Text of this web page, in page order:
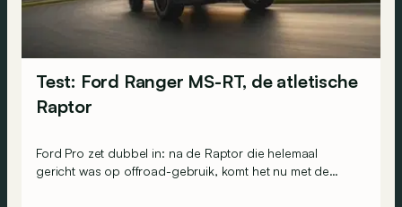
Test: Ford Ranger MS-RT, de atletische
Raptor
Ford Pro zet dubbel in: na de Raptor die helemaal
gericht was op offroad-gebruik, komt het nu met de